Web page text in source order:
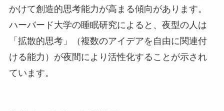
かけて創造的思考能力が高まる傾向があります。
ハーバード大学の睡眠研究によると、夜型の人は
「拡散的思考」（複数のアイデアを自由に関連付
ける能力）が夜間により活性化することが示され
ています。